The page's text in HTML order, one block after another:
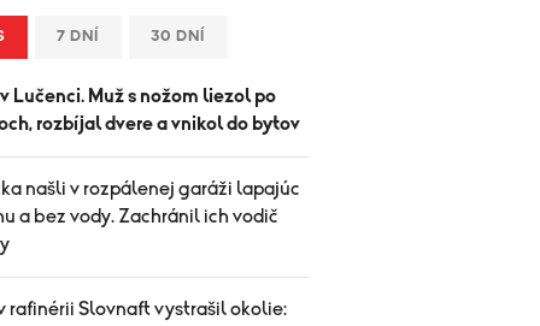
7 DNÍ 30 DNÍ
Lučenci. Muž s nožom liezol po
rozbíjal dvere a vnikol do bytov
našli v rozpálenej garáži lapajúc
a bez vody. Zachránil ich vodič
rafinérii Slovnaft vystrašil okolie: